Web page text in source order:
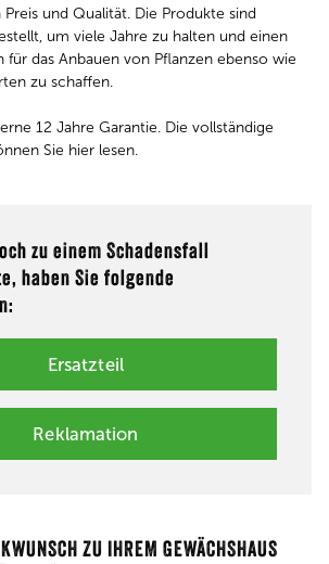
und Qualität. Die Produkte sind
um viele Jahre zu halten und einen
für das Anbauen von Pflanzen ebenso wie
zu schaffen.
12 Jahre Garantie. Die vollständige
Sie hier lesen.
zu einem Schadensfall
haben Sie folgende
Ersatzteil
Reklamation
ZU IHREM GEWÄCHSHAUS